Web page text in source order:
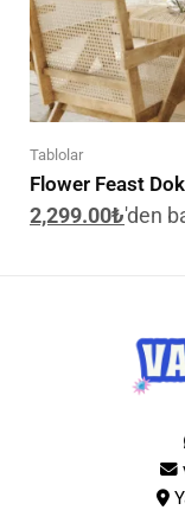
Tablolar
Flower Feast
2,299.00₺'den